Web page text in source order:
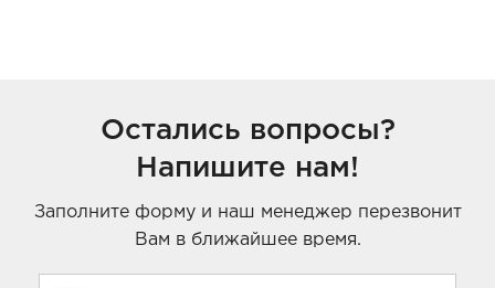
Остались вопросы?
Напишите нам!
Заполните форму и наш менеджер перезвонит
Вам в ближайшее время.